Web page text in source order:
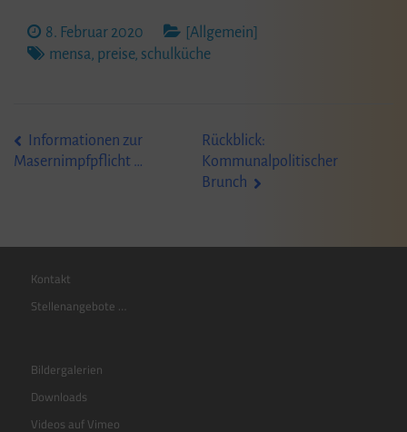
8. Februar 2020
[Allgemein]
mensa preise, schulküche
Beitragsnavigation
Informationen zur
Masernimpfpflicht …
Rückblick:
Kommunalpolitischer
Brunch
Kontakt
Stellenangebote …
Bildergalerien
Downloads
Videos auf Vimeo